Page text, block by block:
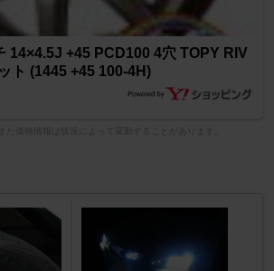
14×4.5J +45 PCD100 4穴 TOPY RIV
ト (1445 +45 100-4H)